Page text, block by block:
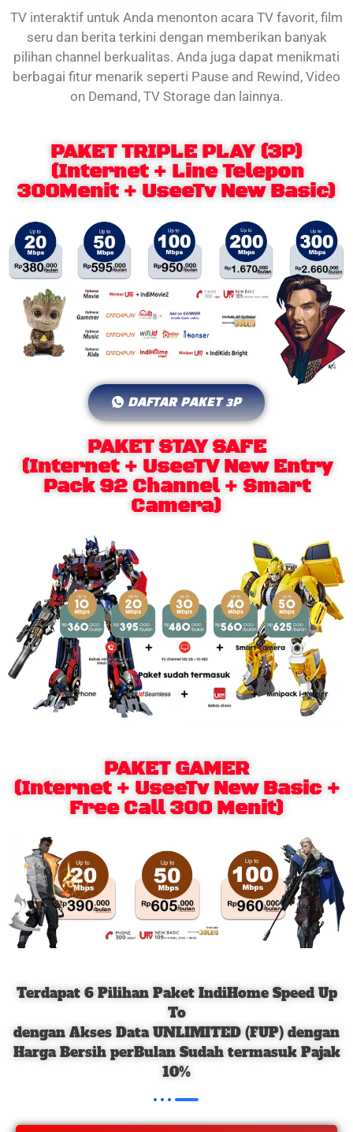
TV interaktif untuk Anda menonton acara TV favorit, film
seru dan berita terkini dengan memberikan banyak
pilihan channel berkualitas. Anda juga dapat menikmati
berbagai fitur menarik seperti Pause and Rewind, Video
on Demand, TV Storage dan lainnya.
PAKET TRIPLE PLAY (3P)
(Internet + Line Telepon
300Menit + UseeTv New Basic)
DAFTAR PAKET 3P
PAKET STAY SAFE
(Internet + UseeTV New Entry
Pack 92 Channel + Smart
Camera)
PAKET GAMER
(Internet + UseeTv New Basic +
Free Call 300 Menit)
Terdapat 6 Pilihan Paket IndiHome Speed Up
To
dengan Akses Data UNLIMITED (FUP) dengan
Harga Bersih perBulan Sudah termasuk Pajak
10%